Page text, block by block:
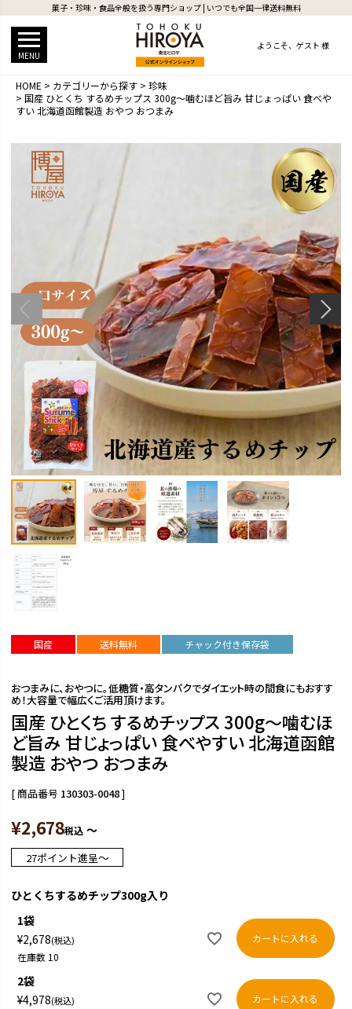
菓子・珍味・食品全般を扱う専門ショップ | いつでも全国一律送料無料
MENU
ようこそ、ゲスト 様
HOME カテゴリーから探す
珍味
国産 ひとくち するめチップス 300g～噛むほど旨み 甘じょっぱい 食べや
すい 北海道函館製造 おやつ おつまみ
国産 送料無料 チャック付き保存袋
おつまみに、おやつに。低糖質・高タンパクでダイエット時の間食にもおすす
め！大容量で幅広くご活用頂けます。
国産 ひとくち するめチップス 300g～噛むほ
ど旨み 甘じょっぱい 食べやすい 北海道函館
製造 おやつ おつまみ
商品番号 130303-0048
¥2,678税込 〜
27ポイント進呈〜
ひとくちするめチップ300g入り
1袋
¥2,678 税込
在庫数 10
カートに入れる
2袋
¥4,978 税込 カートに入れる